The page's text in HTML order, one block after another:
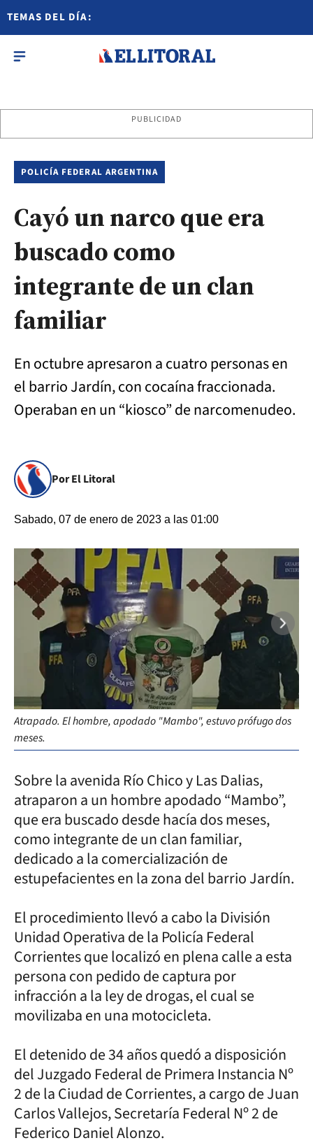
TEMAS DEL DÍA:
PUBLICIDAD
POLICÍA FEDERAL ARGENTINA
Cayó un narco que era
buscado como
integrante de un clan
familiar
En octubre apresaron a cuatro personas en
el barrio Jardín, con cocaína fraccionada.
Operaban en un “kiosco” de narcomenudeo.
Por El Litoral
Sabado, 07 de enero de 2023 a las 01:00
Atrapado. El hombre, apodado "Mambo", estuvo prófugo dos
meses.
Sobre la avenida Río Chico y Las Dalias,
atraparon a un hombre apodado “Mambo”,
que era buscado desde hacía dos meses,
como integrante de un clan familiar,
dedicado a la comercialización de
estupefacientes en la zona del barrio Jardín.
El procedimiento llevó a cabo la División
Unidad Operativa de la Policía Federal
Corrientes que localizó en plena calle a esta
persona con pedido de captura por
infracción a la ley de drogas, el cual se
movilizaba en una motocicleta.
El detenido de 34 años quedó a disposición
del Juzgado Federal de Primera Instancia Nº
2 de la Ciudad de Corrientes, a cargo de Juan
Carlos Vallejos, Secretaría Federal Nº 2 de
Federico Daniel Alonzo.